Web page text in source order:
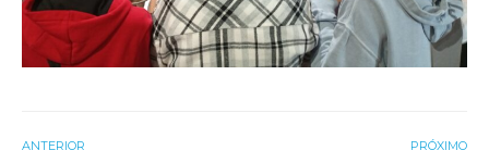
ANTERIOR PRÓXIMO